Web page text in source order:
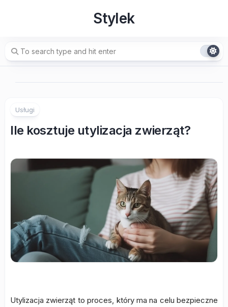
Stylek
Usługi
Ile kosztuje utylizacja zwierząt?
Utylizacja zwierząt to proces, który ma na celu bezpieczne